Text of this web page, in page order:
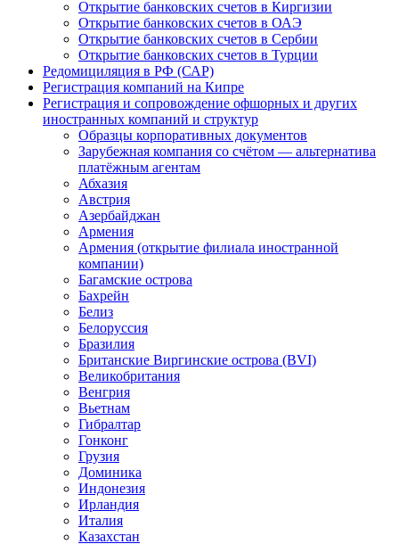
Открытие банковских счетов в Киргизии
Открытие банковских счетов в ОАЭ
Открытие банковских счетов в Сербии
Открытие банковских счетов в Турции
Редомициляция в РФ (САР)
Регистрация компаний на Кипре
Регистрация и сопровождение офшорных и других
иностранных компаний и структур
Образцы корпоративных документов
Зарубежная компания со счётом — альтернатива
платёжным агентам
Абхазия
Австрия
Азербайджан
Армения
Армения (открытие филиала иностранной
компании)
Багамские острова
Бахрейн
Белиз
Белоруссия
Бразилия
Британские Виргинские острова (BVI)
Великобритания
Венгрия
Вьетнам
Гибралтар
Гонконг
Грузия
Доминика
Индонезия
Ирландия
Италия
Казахстан